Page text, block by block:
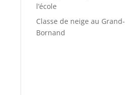
l’école
Classe de neige au Grand-
Bornand